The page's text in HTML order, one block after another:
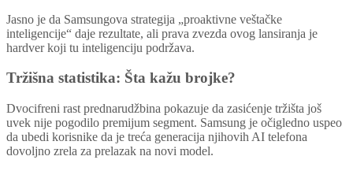
Jasno je da Samsungova strategija „proaktivne veštačke
inteligencije“ daje rezultate, ali prava zvezda ovog lansiranja je
hardver koji tu inteligenciju podržava.
Tržišna statistika: Šta kažu brojke?
Dvocifreni rast prednarudžbina pokazuje da zasićenje tržišta još
uvek nije pogodilo premijum segment. Samsung je očigledno uspeo
da ubedi korisnike da je treća generacija njihovih AI telefona
dovoljno zrela za prelazak na novi model.